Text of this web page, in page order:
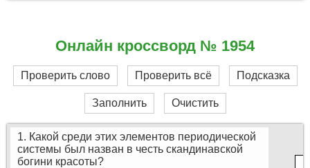
Онлайн кроссворд № 1954
Проверить слово Проверить всё Подсказка
Заполнить Очистить
1. Какой среди этих элементов периодической
системы был назван в честь скандинавской
богини красоты?